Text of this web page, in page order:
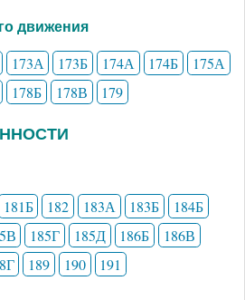
движения
173А 173Б 174А 174Б
175А
178Б 178В 179
181Б 182 183А 183Б
184Б
185Г 185Д 186Б
186В
189 190 191